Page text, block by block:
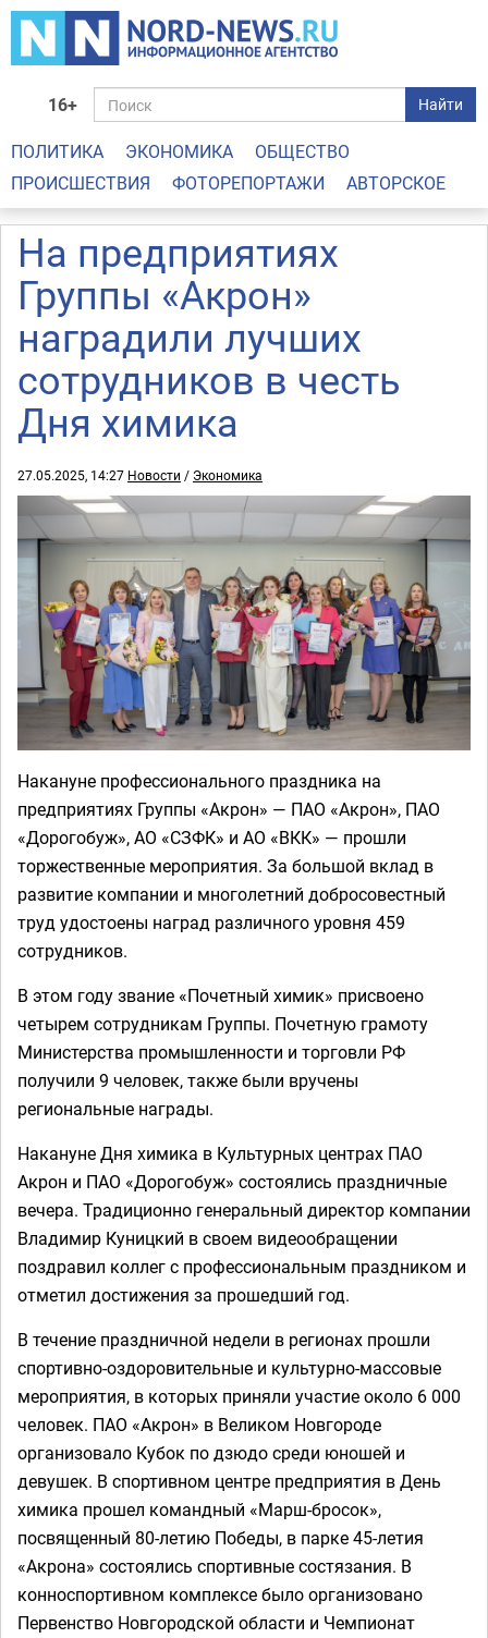
16+ Найти
ПОЛИТИКА ЭКОНОМИКА
ОБЩЕСТВО
ПРОИСШЕСТВИЯ
ФОТОРЕПОРТАЖИ АВТОРСКОЕ
На предприятиях
Группы «Акрон»
наградили лучших
сотрудников в честь
Дня химика
27.05.2025, 14:27 Новости / Экономика
Накануне профессионального праздника на
предприятиях Группы «Акрон» — ПАО «Акрон», ПАО
«Дорогобуж», АО «СЗФК» и АО «ВКК» — прошли
торжественные мероприятия. За большой вклад в
развитие компании и многолетний добросовестный
труд удостоены наград различного уровня 459
сотрудников.
В этом году звание «Почетный химик» присвоено
четырем сотрудникам Группы. Почетную грамоту
Министерства промышленности и торговли РФ
получили 9 человек, также были вручены
региональные награды.
Накануне Дня химика в Культурных центрах ПАО
Акрон и ПАО «Дорогобуж» состоялись праздничные
вечера. Традиционно генеральный директор компании
Владимир Куницкий в своем видеообращении
поздравил коллег с профессиональным праздником и
отметил достижения за прошедший год.
В течение праздничной недели в регионах прошли
спортивно-оздоровительные и культурно-массовые
мероприятия, в которых приняли участие около 6 000
человек. ПАО «Акрон» в Великом Новгороде
организовало Кубок по дзюдо среди юношей и
девушек. В спортивном центре предприятия в День
химика прошел командный «Марш-бросок»,
посвященный 80-летию Победы, в парке 45-летия
«Акрона» состоялись спортивные состязания. В
конноспортивном комплексе было организовано
Первенство Новгородской области и Чемпионат